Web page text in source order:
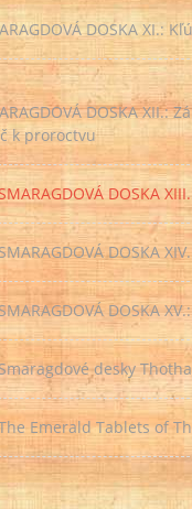
DOSKA XI.:
DOSKA XII.:
k proroctvu
DOSKA
DOSKA
DOSKA
desky
Emerald Tablets of